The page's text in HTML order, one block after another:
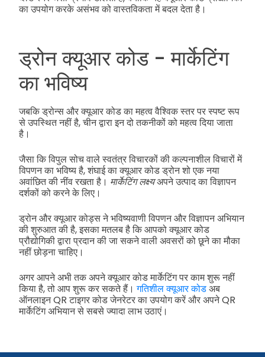
का उपयोग करके असंभव को वास्तविकता में बदल देता है।
ड्रोन क्यूआर कोड - मार्केटिंग
का भविष्य
जबकि ड्रोन्स और क्यूआर कोड का महत्व वैश्विक स्तर पर स्पष्ट रूप
से उपस्थित नहीं है, चीन द्वारा इन दो तकनीकों को महत्व दिया जाता
है।
जैसा कि विपुल सोच वाले स्वतंत्र विचारकों की कल्पनाशील विचारों में
विपणन का भविष्य है, शंघाई का क्यूआर कोड ड्रोन शो एक नया
अवांछित की नींव रखता है। मार्केटिंग लक्ष्यअपने उत्पाद का विज्ञापन
दर्शकों को करने के लिए।
ड्रोन और क्यूआर कोड्स ने भविष्यवाणी विपणन और विज्ञापन अभियान
की शुरुआत की है, इसका मतलब है कि आपको क्यूआर कोड
प्रौद्योगिकी द्वारा प्रदान की जा सकने वाली अवसरों को छूने का मौका
नहीं छोड़ना चाहिए।
अगर आपने अभी तक अपने क्यूआर कोड मार्केटिंग पर काम शुरू नहीं
किया है, तो आप शुरू कर सकते हैं।गतिशील क्यूआर कोडअब
ऑनलाइन QR टाइगर कोड जेनरेटर का उपयोग करें और अपने QR
मार्केटिंग अभियान से सबसे ज्यादा लाभ उठाएं।